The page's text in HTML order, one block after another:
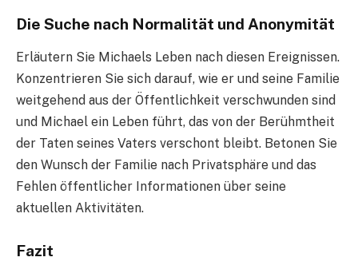
Die Suche nach Normalität und Anonymität
Erläutern Sie Michaels Leben nach diesen Ereignissen.
Konzentrieren Sie sich darauf, wie er und seine Familie
weitgehend aus der Öffentlichkeit verschwunden sind
und Michael ein Leben führt, das von der Berühmtheit
der Taten seines Vaters verschont bleibt. Betonen Sie
den Wunsch der Familie nach Privatsphäre und das
Fehlen öffentlicher Informationen über seine
aktuellen Aktivitäten.
Fazit